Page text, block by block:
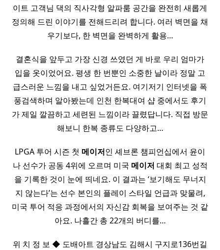
이트 고객님 댁의 직사각형 알파룸 공간을 완전히 새롭게
정의해 드린 이야기를 전해드리려 합니다. 여러 벽면을 채
우기보다, 한 벽면을 완벽하게 활용…
결혼식을 앞두고 가장 신경 쓰였던 게 바로 우리 엄마가
입을 옷이었어요. 평생 한 번뿐인 소중한 날이라 정말 고
급스러운 느낌을 내고 싶었거든요. 여기저기 인터넷을 폭
풍검색하며 알아봤는데 인천 한복대여 샵 중에서도 후기
가 제일 깔끔하고 세련된 느낌이라 끌렸답니다. 직접 방문
해보니 한복 종류도 다양하고…
LPGA 투어 시즌 첫 메이저인 셰브론 챔피언십에서 윤이
나 선수가 공동 4위에 오르며 미국 메이저 대회 최고 성적
을 기록한 것이 눈에 띄네요. 이 결과는 ‘보기해도 무너지
지 않는다’는 선수 본인의 플레이 스타일 언급과 맞물려,
미국 투어 적응 과정에서의 자신감 회복을 보여주는 것 같
아요. 나흘간 총 22개의 버디를…
위 치 정 보 ◆ 도배아트 경상남도 김해시 구지로136번길